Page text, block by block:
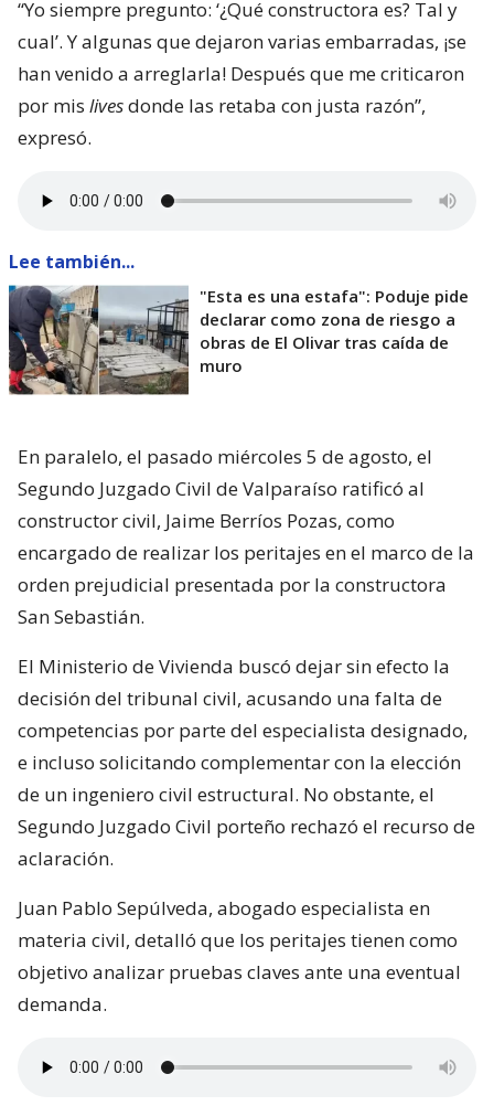
“Yo siempre pregunto: ‘¿Qué constructora es? Tal y
cual’. Y algunas que dejaron varias embarradas, ¡se
han venido a arreglarla! Después que me criticaron
por mis livesdonde las retaba con justa razón”,
expresó.
Lee también...
"Esta es una estafa": Poduje pide
declarar como zona de riesgo a
obras de El Olivar tras caída de
muro
En paralelo, el pasado miércoles 5 de agosto, el
Segundo Juzgado Civil de Valparaíso ratificó al
constructor civil, Jaime Berríos Pozas, como
encargado de realizar los peritajes en el marco de la
orden prejudicial presentada por la constructora
San Sebastián.
El Ministerio de Vivienda buscó dejar sin efecto la
decisión del tribunal civil, acusando una falta de
competencias por parte del especialista designado,
e incluso solicitando complementar con la elección
de un ingeniero civil estructural. No obstante, el
Segundo Juzgado Civil porteño rechazó el recurso de
aclaración.
Juan Pablo Sepúlveda, abogado especialista en
materia civil, detalló que los peritajes tienen como
objetivo analizar pruebas claves ante una eventual
demanda.